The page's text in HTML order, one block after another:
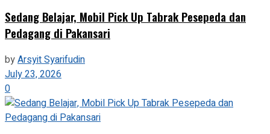
Sedang Belajar, Mobil Pick Up Tabrak Pesepeda dan
Pedagang di Pakansari
byArsyit Syarifudin
July 23, 2026
0